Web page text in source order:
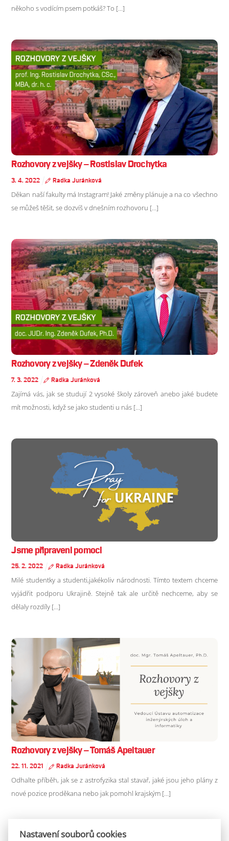
někoho s vodícím psem potkáš? To […]
Rozhovory z vejšky – Rostislav Drochytka
3.4.2022 Radka Juránková
Děkan naší fakulty má Instagram! Jaké změny plánuje a na co všechno
se můžeš těšit, se dozvíš v dnešním rozhovoru […]
Rozhovory z vejšky – Zdeněk Dufek
7.3.2022 Radka Juránková
Zajímá vás, jak se studují 2 vysoké školy zároveň anebo jaké budete
mít možnosti, když se jako studenti u nás […]
Jsme připraveni pomoci
25.2.2022 Radka Juránková
Milé studentky a studenti,jakékoliv národnosti. Tímto textem chceme
vyjádřit podporu Ukrajině. Stejně tak ale určitě nechceme, aby se
dělaly rozdíly […]
Rozhovory z vejšky – Tomáš Apeltauer
22.11.2021 Radka Juránková
Odhalte příběh, jak se z astrofyzika stal stavař, jaké jsou jeho plány z
nové pozice proděkana nebo jak pomohl krajským […]
Nastavení souborů cookies